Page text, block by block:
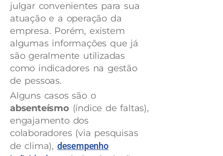
julgar convenientes para sua
atuação e a operação da
empresa. Porém, existem
algumas informações que já
são geralmente utilizadas
como indicadores na gestão
de pessoas.
Alguns casos são o
absenteísmo (índice de faltas),
engajamento dos
colaboradores (via pesquisas
de clima), desempenho